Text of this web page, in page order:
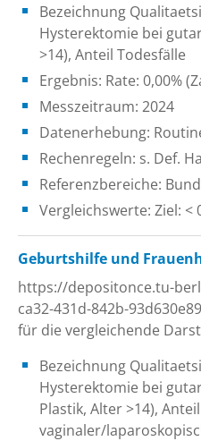
Bezeichnung
Hysterektomie bei
>14), Anteil Todesfälle
Ergebnis: Rate: 0,00%
Messzeitraum: 2024
Datenerhebung:
Rechenregeln: s. Def.
Referenzbereiche:
Vergleichswerte: Ziel: <
Geburtshilfe und
https://depositonce.tu-
ca32-431d-842b-
für die vergleichende
Bezeichnung
Hysterektomie bei
Plastik, Alter >14),
vaginaler/